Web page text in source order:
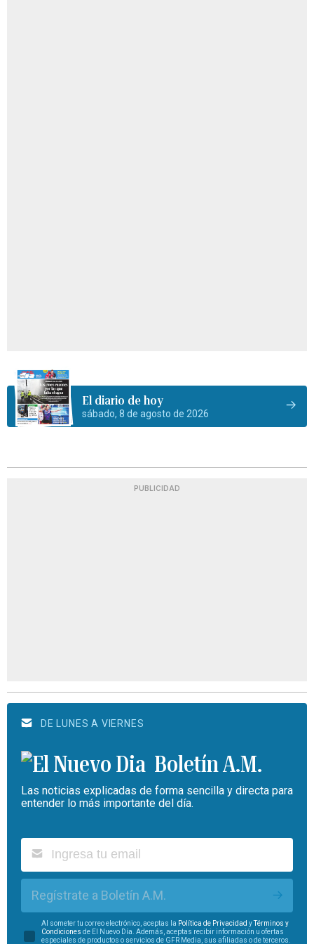
El diario de hoy
sábado, 8 de agosto de 2026
PUBLICIDAD
DE LUNES A VIERNES
Boletín A.M.
Las noticias explicadas de forma sencilla y directa para
entender lo más importante del día.
Regístrate a Boletín A.M.
Al someter tu correo electrónico, aceptas la Política de Privacidad yTérminos y
Condiciones de El Nuevo Día. Además, aceptas recibir información u ofertas
especiales de productos o servicios de GFR Media, sus afiliadas o de terceros.